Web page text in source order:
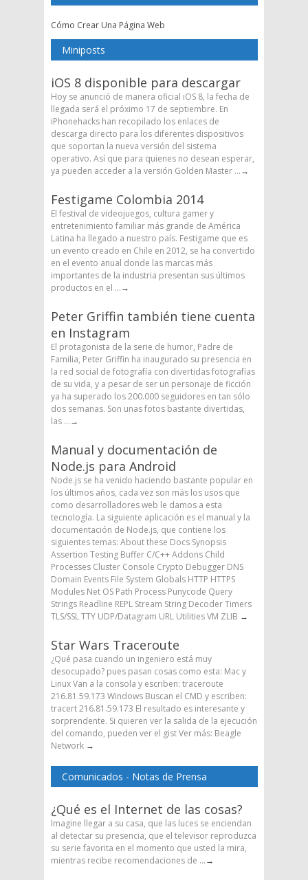
Cómo Crear Una Página Web
Miniposts
iOS 8 disponible para descargar
Hoy se anunció de manera oficial iOS 8, la fecha de
llegada será el próximo 17 de septiembre. En
iPhonehacks han recopilado los enlaces de
descarga directo para los diferentes dispositivos
que soportan la nueva versión del sistema
operativo. Así que para quienes no desean esperar,
ya pueden acceder a la versión Golden Master ...→
Festigame Colombia 2014
El festival de videojuegos, cultura gamer y
entretenimiento familiar más grande de América
Latina ha llegado a nuestro país. Festigame que es
un evento creado en Chile en 2012, se ha convertido
en el evento anual donde las marcas más
importantes de la industria presentan sus últimos
productos en el ...→
Peter Griffin también tiene cuenta
en Instagram
El protagonista de la serie de humor, Padre de
Familia, Peter Griffin ha inaugurado su presencia en
la red social de fotografía con divertidas fotografías
de su vida, y a pesar de ser un personaje de ficción
ya ha superado los 200.000 seguidores en tan sólo
dos semanas. Son unas fotos bastante divertidas,
las ...→
Manual y documentación de
Node.js para Android
Node.js se ha venido haciendo bastante popular en
los últimos años, cada vez son más los usos que
como desarrolladores web le damos a esta
tecnología. La siguiente aplicación es el manual y la
documentación de Node.js, que contiene los
siguientes temas: About these Docs Synopsis
Assertion Testing Buffer C/C++ Addons Child
Processes Cluster Console Crypto Debugger DNS
Domain Events File System Globals HTTP HTTPS
Modules Net OS Path Process Punycode Query
Strings Readline REPL Stream String Decoder Timers
TLS/SSL TTY UDP/Datagram URL Utilities VM ZLIB →
Star Wars Traceroute
¿Qué pasa cuando un ingeniero está muy
desocupado? pues pasan cosas como esta: Mac y
Linux Van a la consola y escriben: traceroute
216.81.59.173 Windows Buscan el CMD y escriben:
tracert 216.81.59.173 El resultado es interesante y
sorprendente. Si quieren ver la salida de la ejecución
del comando, pueden ver el gist Ver más: Beagle
Network →
Comunicados - Notas de Prensa
¿Qué es el Internet de las cosas?
Imagine llegar a su casa, que las luces se enciendan
al detectar su presencia, que el televisor reproduzca
su serie favorita en el momento que usted la mira,
mientras recibe recomendaciones de ...→